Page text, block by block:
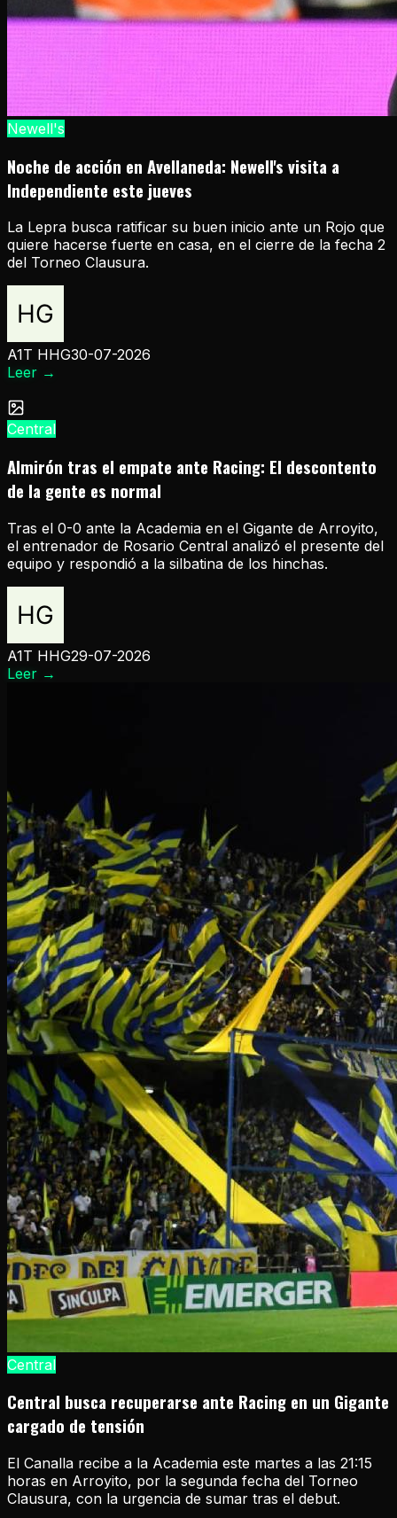
Newell's
Noche de acción en Avellaneda: Newell's visita a
Independiente este jueves
La Lepra busca ratificar su buen inicio ante un Rojo que
quiere hacerse fuerte en casa, en el cierre de la fecha 2
del Torneo Clausura.
A1T HHG30-07-2026
Leer →
Central
Almirón tras el empate ante Racing: El descontento
de la gente es normal
Tras el 0-0 ante la Academia en el Gigante de Arroyito,
el entrenador de Rosario Central analizó el presente del
equipo y respondió a la silbatina de los hinchas.
A1T HHG29-07-2026
Leer →
Central
Central busca recuperarse ante Racing en un Gigante
cargado de tensión
El Canalla recibe a la Academia este martes a las 21:15
horas en Arroyito, por la segunda fecha del Torneo
Clausura, con la urgencia de sumar tras el debut.